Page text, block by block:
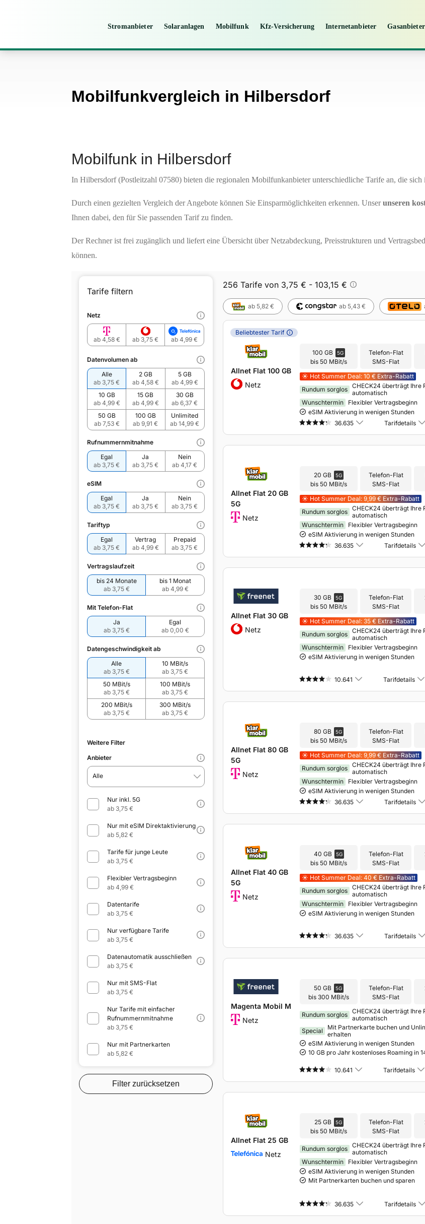
Stromanbieter Solaranlagen Mobilfunk Kfz-Versicherung Internetanbieter Gasanbieter
Mobilfunkvergleich in Hilbersdorf
Mobilfunk in Hilbersdorf
In Hilbersdorf (Postleitzahl 07580) bieten die regionalen Mobilfunkanbieter unterschiedliche Tarife an, die sich
Durch einen gezielten Vergleich der Angebote können Sie Einsparmöglichkeiten erkennen. Unserunseren
Ihnen dabei, den für Sie passenden Tarif zu finden.
Der Rechner ist frei zugänglich und liefert eine Übersicht über Netzabdeckung, Preisstrukturen und
können.